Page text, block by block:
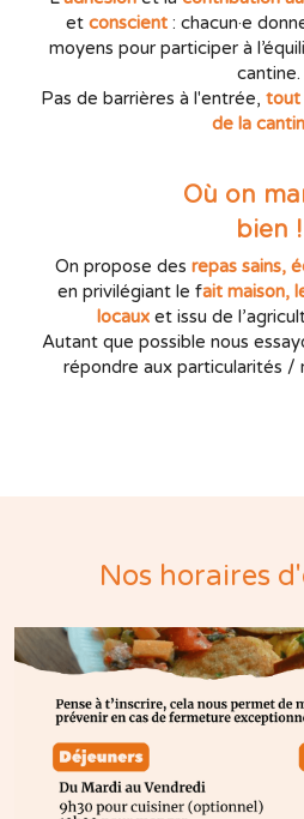
et conscient : chacun·e
moyens pour participer à
cantine.
Pas de barrières à l'entrée, tout
de la
Où on
bien !
On propose des repas sains,
en privilégiant le fait maison,
locaux et issu de
Autant que possible nous
répondre aux particularités /
Nos horaires